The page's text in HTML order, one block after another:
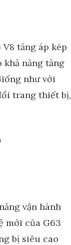
tăng áp kép
khả năng tăng
như với
trang thiết bị,
vận hành
mới của G63
bị siêu cao